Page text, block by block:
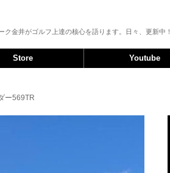
ク金井がゴルフ上達の核心を語ります。日々、更新中！
Store Youtube
ー569TR